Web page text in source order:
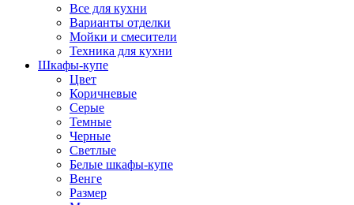
Все для кухни
Варианты отделки
Мойки и смесители
Техника для кухни
Шкафы-купе
Цвет
Коричневые
Серые
Темные
Черные
Светлые
Белые шкафы-купе
Венге
Размер